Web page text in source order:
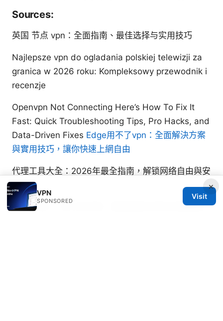
Sources:
英国 节点 vpn：全面指南、最佳选择与实用技巧
Najlepsze vpn do ogladania polskiej telewizji za
granica w 2026 roku: Kompleksowy przewodnik i
recenzje
Openvpn Not Connecting Here’s How To Fix It
Fast: Quick Troubleshooting Tips, Pro Hacks, and
Data-Driven Fixes Edge用不了vpn：全面解決方案
與實用技巧，讓你快速上網自由
代理工具大全：2026年最全指南，解锁网络自由與安
全
小火箭vpn：全方位评测、使用指南与常见问题解答
×
VPN
SPONSORED
Visit